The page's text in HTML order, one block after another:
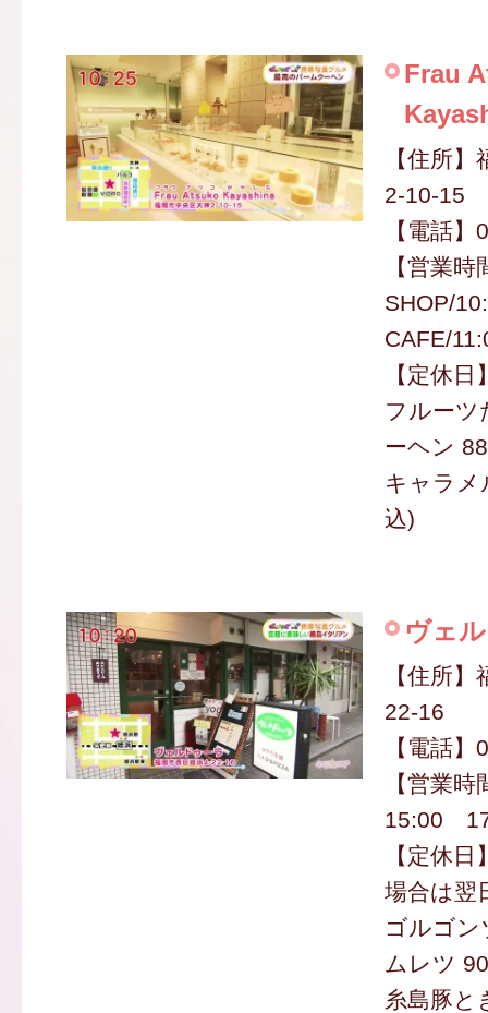
Frau
【住所
2-10-15
【電話
【営業
SHOP/
CAFE/
【定休
フルーツ
ーヘン
キャラメ
込)
ヴェ
【住所
22-16
【電話
【営業
15:00
【定休
場合は翌
ゴルゴ
ムレツ
糸島豚と